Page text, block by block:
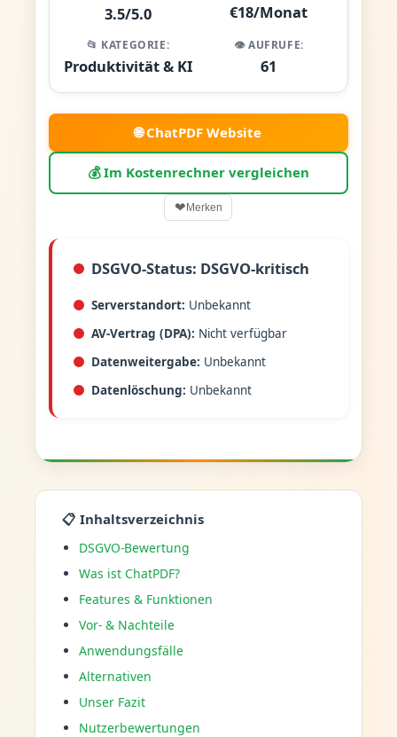
3.5/5.0
€18/Monat
📂 KATEGORIE:
Produktivität & KI
👁️ AUFRUFE:
61
🌐 ChatPDF Website
💰 Im Kostenrechner vergleichen
❤Merken
DSGVO-Status: DSGVO-kritisch
Serverstandort: Unbekannt
AV-Vertrag (DPA): Nicht verfügbar
Datenweitergabe: Unbekannt
Datenlöschung: Unbekannt
📋 Inhaltsverzeichnis
DSGVO-Bewertung
Was ist ChatPDF?
Features & Funktionen
Vor- & Nachteile
Anwendungsfälle
Alternativen
Unser Fazit
Nutzerbewertungen